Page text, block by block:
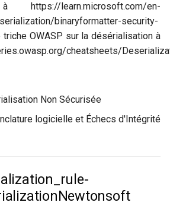
https://learn.microsoft.com/en-
binaryformatter-security-
OWASP sur la désérialisation à
cheatsheets/
Non Sécurisée
logicielle et Échecs d'Intégrité